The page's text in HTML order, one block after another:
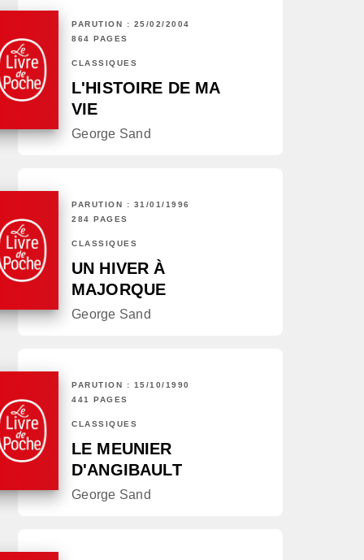
PARUTION : 25/02/2004
864 PAGES
CLASSIQUES
L'HISTOIRE DE MA
VIE
George Sand
PARUTION : 31/01/1996
284 PAGES
CLASSIQUES
UN HIVER À
MAJORQUE
George Sand
PARUTION : 15/10/1990
441 PAGES
CLASSIQUES
LE MEUNIER
D'ANGIBAULT
George Sand